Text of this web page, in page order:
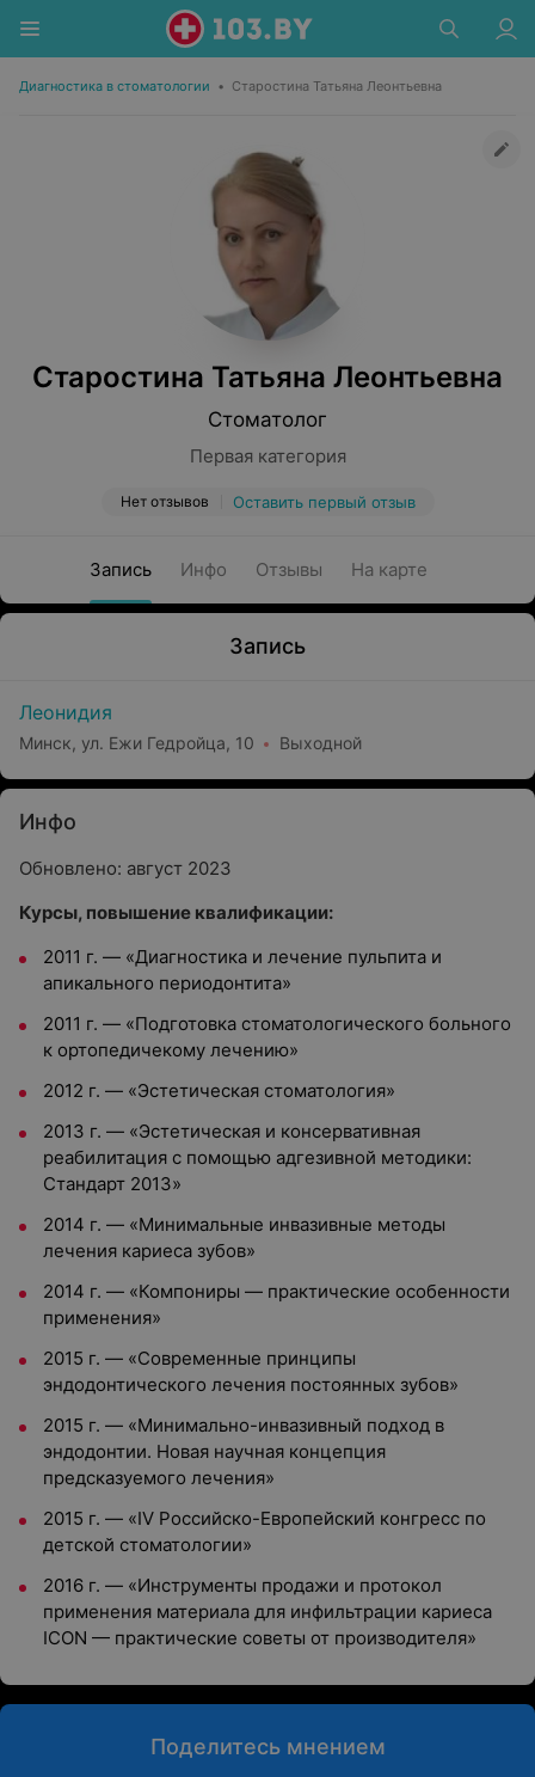
Диагностика в стоматологии • Старостина Татьяна Леонтьевна
Старостина Татьяна Леонтьевна
Стоматолог
Первая категория
Нет отзывов Оставить первый отзыв
Запись Инфо Отзывы На карте
Запись
Леонидия
Минск, ул. Ежи Гедройца, 10 Выходной
Инфо
Обновлено: август 2023
Курсы, повышение квалификации:
2011 г. — «Диагностика и лечение пульпита и
апикального периодонтита»
2011 г. — «Подготовка стоматологического больного
к ортопедичекому лечению»
2012 г. — «Эстетическая стоматология»
2013 г. — «Эстетическая и консервативная
реабилитация с помощью адгезивной методики:
Стандарт 2013»
2014 г. — «Минимальные инвазивные методы
лечения кариеса зубов»
2014 г. — «Компониры — практические особенности
применения»
2015 г. — «Современные принципы
эндодонтического лечения постоянных зубов»
2015 г. — «Минимально-инвазивный подход в
эндодонтии. Новая научная концепция
предсказуемого лечения»
2015 г. — «IV Российско-Европейский конгресс по
детской стоматологии»
2016 г. — «Инструменты продажи и протокол
применения материала для инфильтрации кариеса
ICON — практические советы от производителя»
Поделитесь мнением